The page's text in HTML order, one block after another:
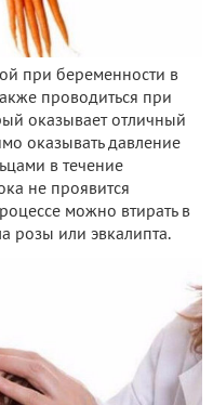
при беременности в
проводиться при
оказывает отличный
оказывать давление
в течение
не проявится
можно втирать в
розы или эвкалипта.